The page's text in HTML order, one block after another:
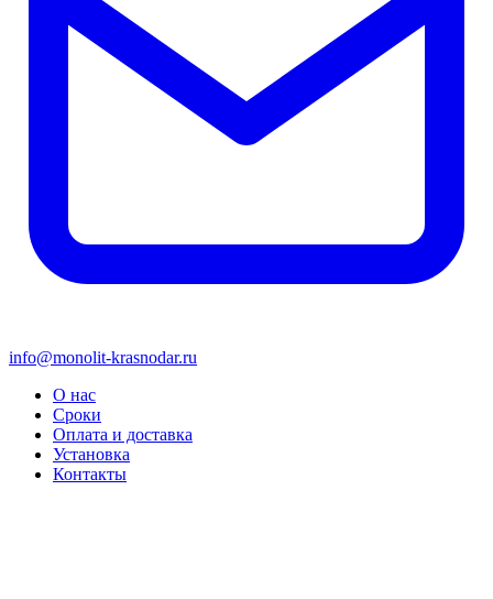
info@monolit-krasnodar.ru
О нас
Сроки
Оплата и доставка
Установка
Контакты